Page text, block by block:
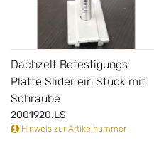
Dachzelt Befestigungs
Platte Slider ein Stück mit
Schraube
2001920.LS
Hinweis zur Artikelnummer